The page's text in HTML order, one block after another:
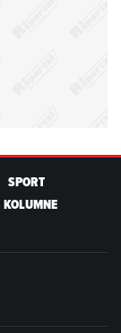
SPORT
KOLUMNE